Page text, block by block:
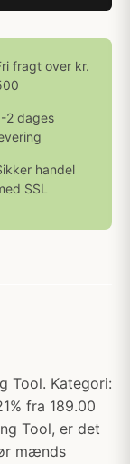
fragt over kr.
2 dages
handel
SSL
Tool. Kategori:
fra 189.00
Tool, er det
mænds